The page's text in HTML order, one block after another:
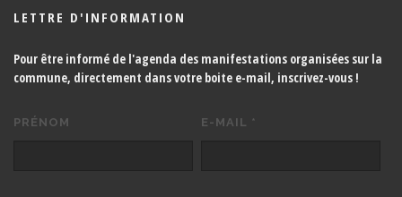
LETTRE D'INFORMATION
Pour être informé de l'agenda des manifestations organisées sur la
commune, directement dans votre boite e-mail, inscrivez-vous !
PRÉNOM E-MAIL *